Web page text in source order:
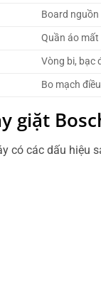
Board nguồn
Quần áo
Vòng bi, bạc
Bo mạch
giặt
có các dấu hiệu